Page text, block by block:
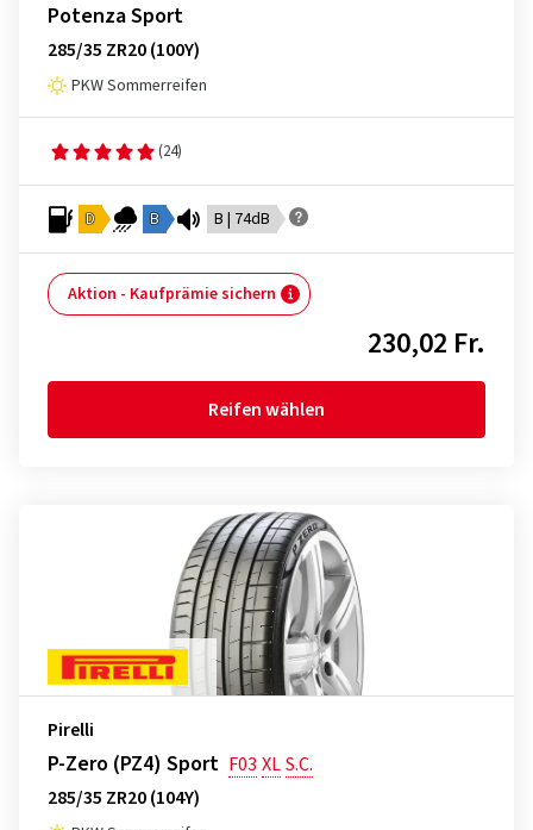
Potenza Sport
285/35 ZR20 (100Y)
PKW Sommerreifen
(24)
D B B | 74dB
Aktion - Kaufprämie sichern
230,02 Fr.
Reifen wählen
Pirelli
P-Zero (PZ4) Sport F03 XLS.C.
285/35 ZR20 (104Y)